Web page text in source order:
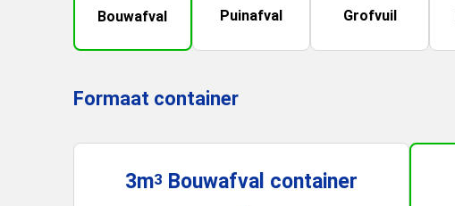
Bouwafval Puinafval Grofvuil
Formaat container
3m3 Bouwafval container